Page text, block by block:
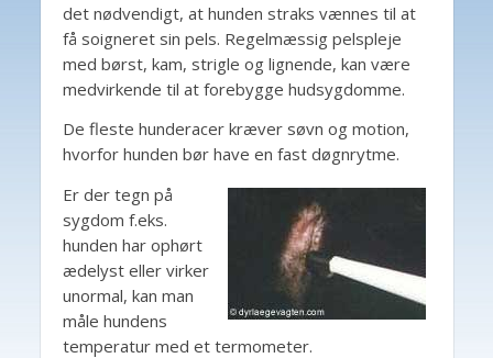
det nødvendigt, at hunden straks vænnes til at
få soigneret sin pels. Regelmæssig pelspleje
med børst, kam, strigle og lignende, kan være
medvirkende til at forebygge hudsygdomme.
De fleste hunderacer kræver søvn og motion,
hvorfor hunden bør have en fast døgnrytme.
Er der tegn på
sygdom f.eks.
hunden har ophørt
ædelyst eller virker
unormal, kan man
måle hundens
temperatur med et termometer.